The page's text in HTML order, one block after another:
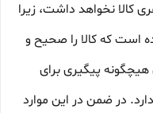
کالا نخواهد داشت، زیرا
است که کالا را صحیح و
پیگیری برای
در ضمن در این موارد